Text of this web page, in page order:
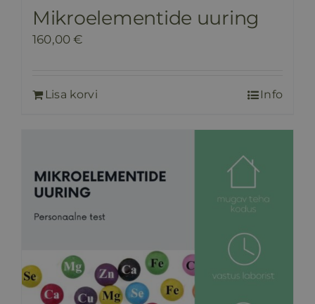
Mikroelementide uuring
160,00€
Lisa korvi Info